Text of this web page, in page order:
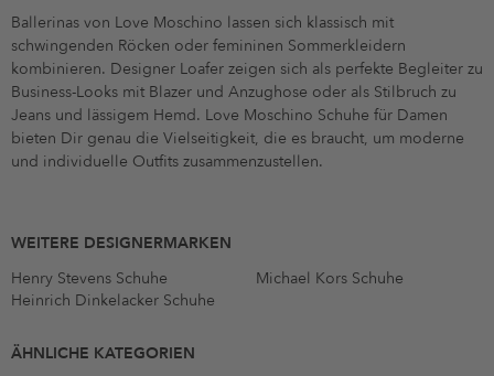
Ballerinas von Love Moschino lassen sich klassisch mit
schwingenden Röcken oder femininen Sommerkleidern
kombinieren. Designer Loafer zeigen sich als perfekte Begleiter zu
Business-Looks mit Blazer und Anzughose oder als Stilbruch zu
Jeans und lässigem Hemd. Love Moschino Schuhe für Damen
bieten Dir genau die Vielseitigkeit, die es braucht, um moderne
und individuelle Outfits zusammenzustellen.
WEITERE DESIGNERMARKEN
Henry Stevens Schuhe
Michael Kors Schuhe
Heinrich Dinkelacker Schuhe
ÄHNLICHE KATEGORIEN